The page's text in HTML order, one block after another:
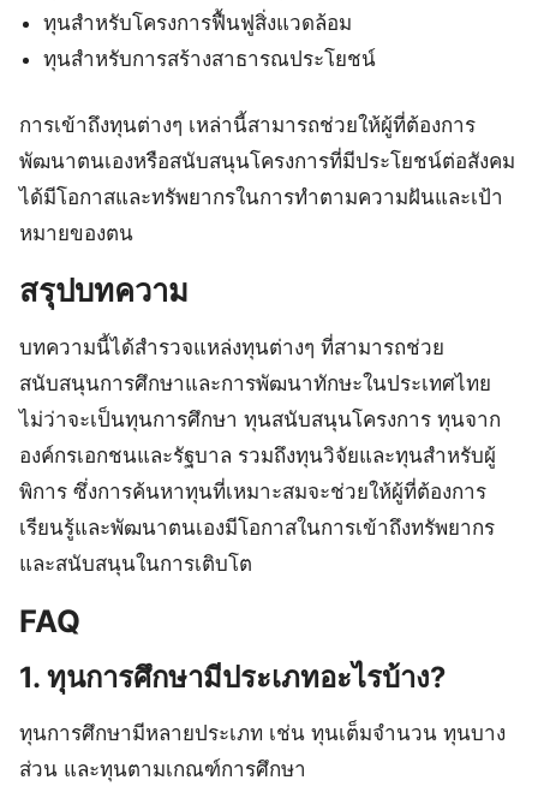
ทุนสำหรับโครงการฟื้นฟูสิ่งแวดล้อม
ทุนสำหรับการสร้างสาธารณประโยชน์
การเข้าถึงทุนต่างๆ เหล่านี้สามารถช่วยให้ผู้ที่ต้องการ
พัฒนาตนเองหรือสนับสนุนโครงการที่มีประโยชน์ต่อสังคม
ได้มีโอกาสและทรัพยากรในการทำตามความฝันและเป้า
หมายของตน
สรุปบทความ
บทความนี้ได้สำรวจแหล่งทุนต่างๆ ที่สามารถช่วย
สนับสนุนการศึกษาและการพัฒนาทักษะในประเทศไทย
ไม่ว่าจะเป็นทุนการศึกษา ทุนสนับสนุนโครงการ ทุนจาก
องค์กรเอกชนและรัฐบาล รวมถึงทุนวิจัยและทุนสำหรับผู้
พิการ ซึ่งการค้นหาทุนที่เหมาะสมจะช่วยให้ผู้ที่ต้องการ
เรียนรู้และพัฒนาตนเองมีโอกาสในการเข้าถึงทรัพยากร
และสนับสนุนในการเติบโต
FAQ
1. ทุนการศึกษามีประเภทอะไรบ้าง?
ทุนการศึกษามีหลายประเภท เช่น ทุนเต็มจำนวน ทุนบาง
ส่วน และทุนตามเกณฑ์การศึกษา